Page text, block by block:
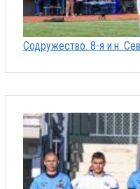
Содружество. 8-я и.н.